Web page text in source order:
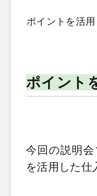
ポイントを活
ポイント
今回の説明
を活用した仕